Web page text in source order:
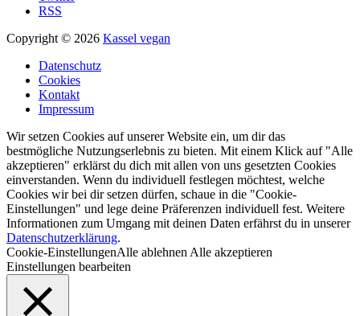
RSS
Copyright © 2026 Kassel vegan
Datenschutz
Cookies
Kontakt
Impressum
Wir setzen Cookies auf unserer Website ein, um dir das
bestmögliche Nutzungserlebnis zu bieten. Mit einem Klick auf "Alle
akzeptieren" erklärst du dich mit allen von uns gesetzten Cookies
einverstanden. Wenn du individuell festlegen möchtest, welche
Cookies wir bei dir setzen dürfen, schaue in die "Cookie-
Einstellungen" und lege deine Präferenzen individuell fest. Weitere
Informationen zum Umgang mit deinen Daten erfährst du in unserer
Datenschutzerklärung.
Cookie-EinstellungenAlle ablehnen Alle akzeptieren
Einstellungen bearbeiten